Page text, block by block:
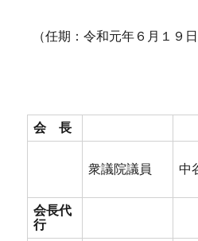
（任期：令和元年６月１９
会 長
衆議院議員 中
会長代
行